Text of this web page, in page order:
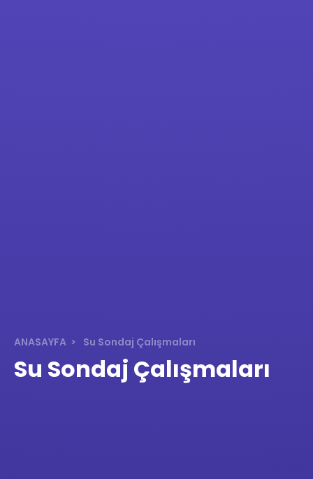
ANASAYFA Su Sondaj Çalışmaları
Su Sondaj Çalışmaları